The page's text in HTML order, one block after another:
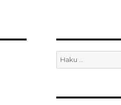
Etsi: